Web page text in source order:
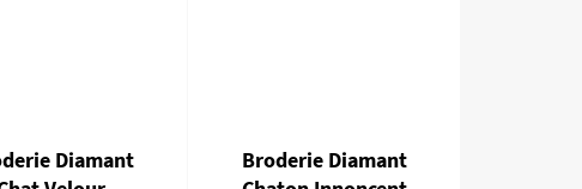
Diamant
Broderie Diamant